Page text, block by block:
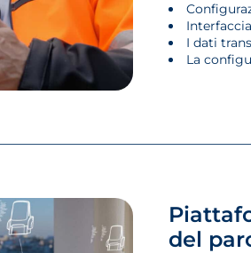
I dati
La
del